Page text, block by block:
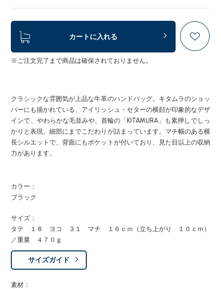
カートに入れる
※ご注文完了まで商品は確保されておりません。
クラシックな雰囲気が上品な牛革のハンドバッグ。キタムラのショッ
パーにも描かれている、アイリッシュ・セターの横顔が印象的なデザ
インで、やわらかな毛並みや、首輪の「KITAMURA」も素押しでしっ
かりと表現。細部にまでこだわりが詰まっています。マチ幅のある横
長シルエットで、背面にもポケットが付いており、見た目以上の収納
力があります。
カラー：
ブラック
サイズ：
タテ １８ ヨコ ３１ マチ １６ｃｍ（立ち上がり １０ｃｍ）
／重量 ４７０ｇ
サイズガイド
素材：